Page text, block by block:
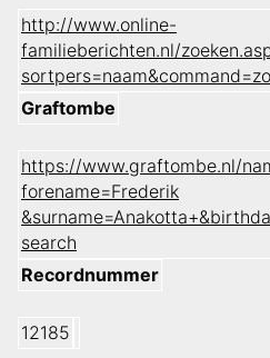
http://www.online-
familieberichten.nl/
Graftombe
https://www.graftombe.nl/
forename=Frederik
search
Recordnummer
12185